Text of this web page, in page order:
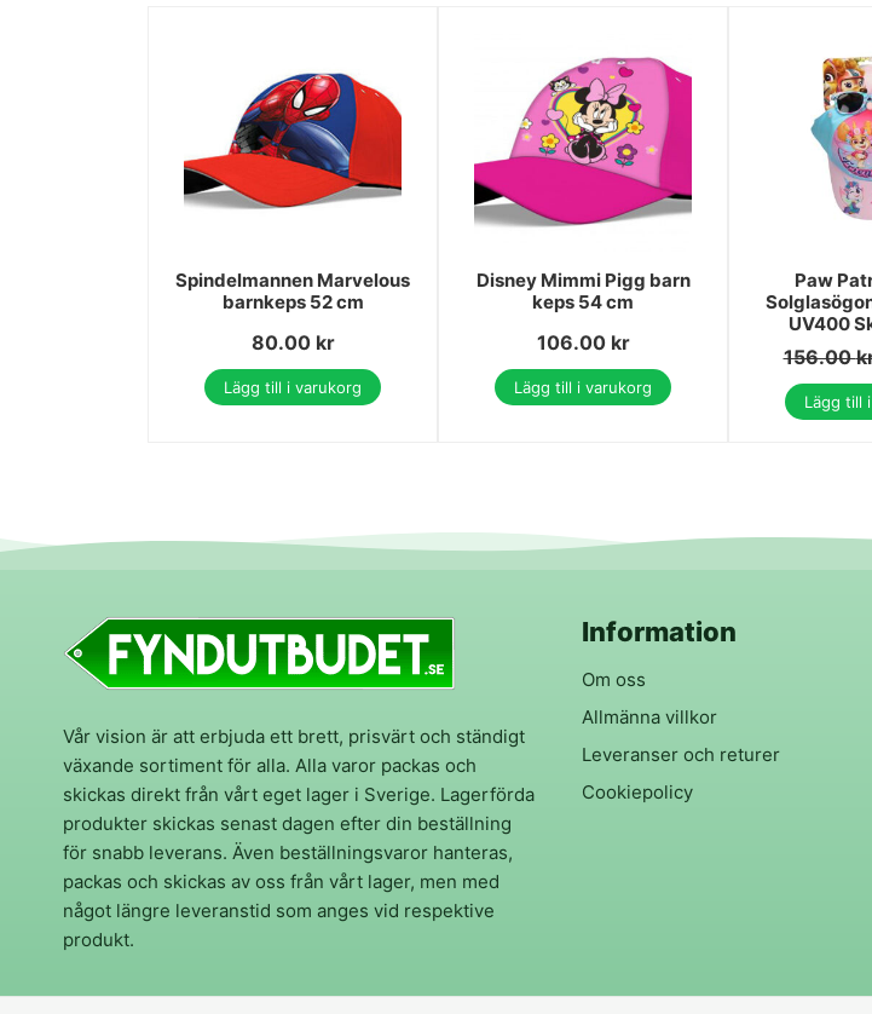
Spindelmannen Marvelous
barnkeps 52 cm
80.00 kr
Lägg till i varukorg
Disney Mimmi Pigg barn
keps 54 cm
106.00 kr
Lägg till i varukorg
Paw
UV400
156.00
Lägg till
Vår vision är att erbjuda ett brett, prisvärt och ständigt
växande sortiment för alla. Alla varor packas och
skickas direkt från vårt eget lager i Sverige. Lagerförda
produkter skickas senast dagen efter din beställning
för snabb leverans. Även beställningsvaror hanteras,
packas och skickas av oss från vårt lager, men med
något längre leveranstid som anges vid respektive
produkt.
Information
Om oss
Allmänna villkor
Leveranser och returer
Cookiepolicy